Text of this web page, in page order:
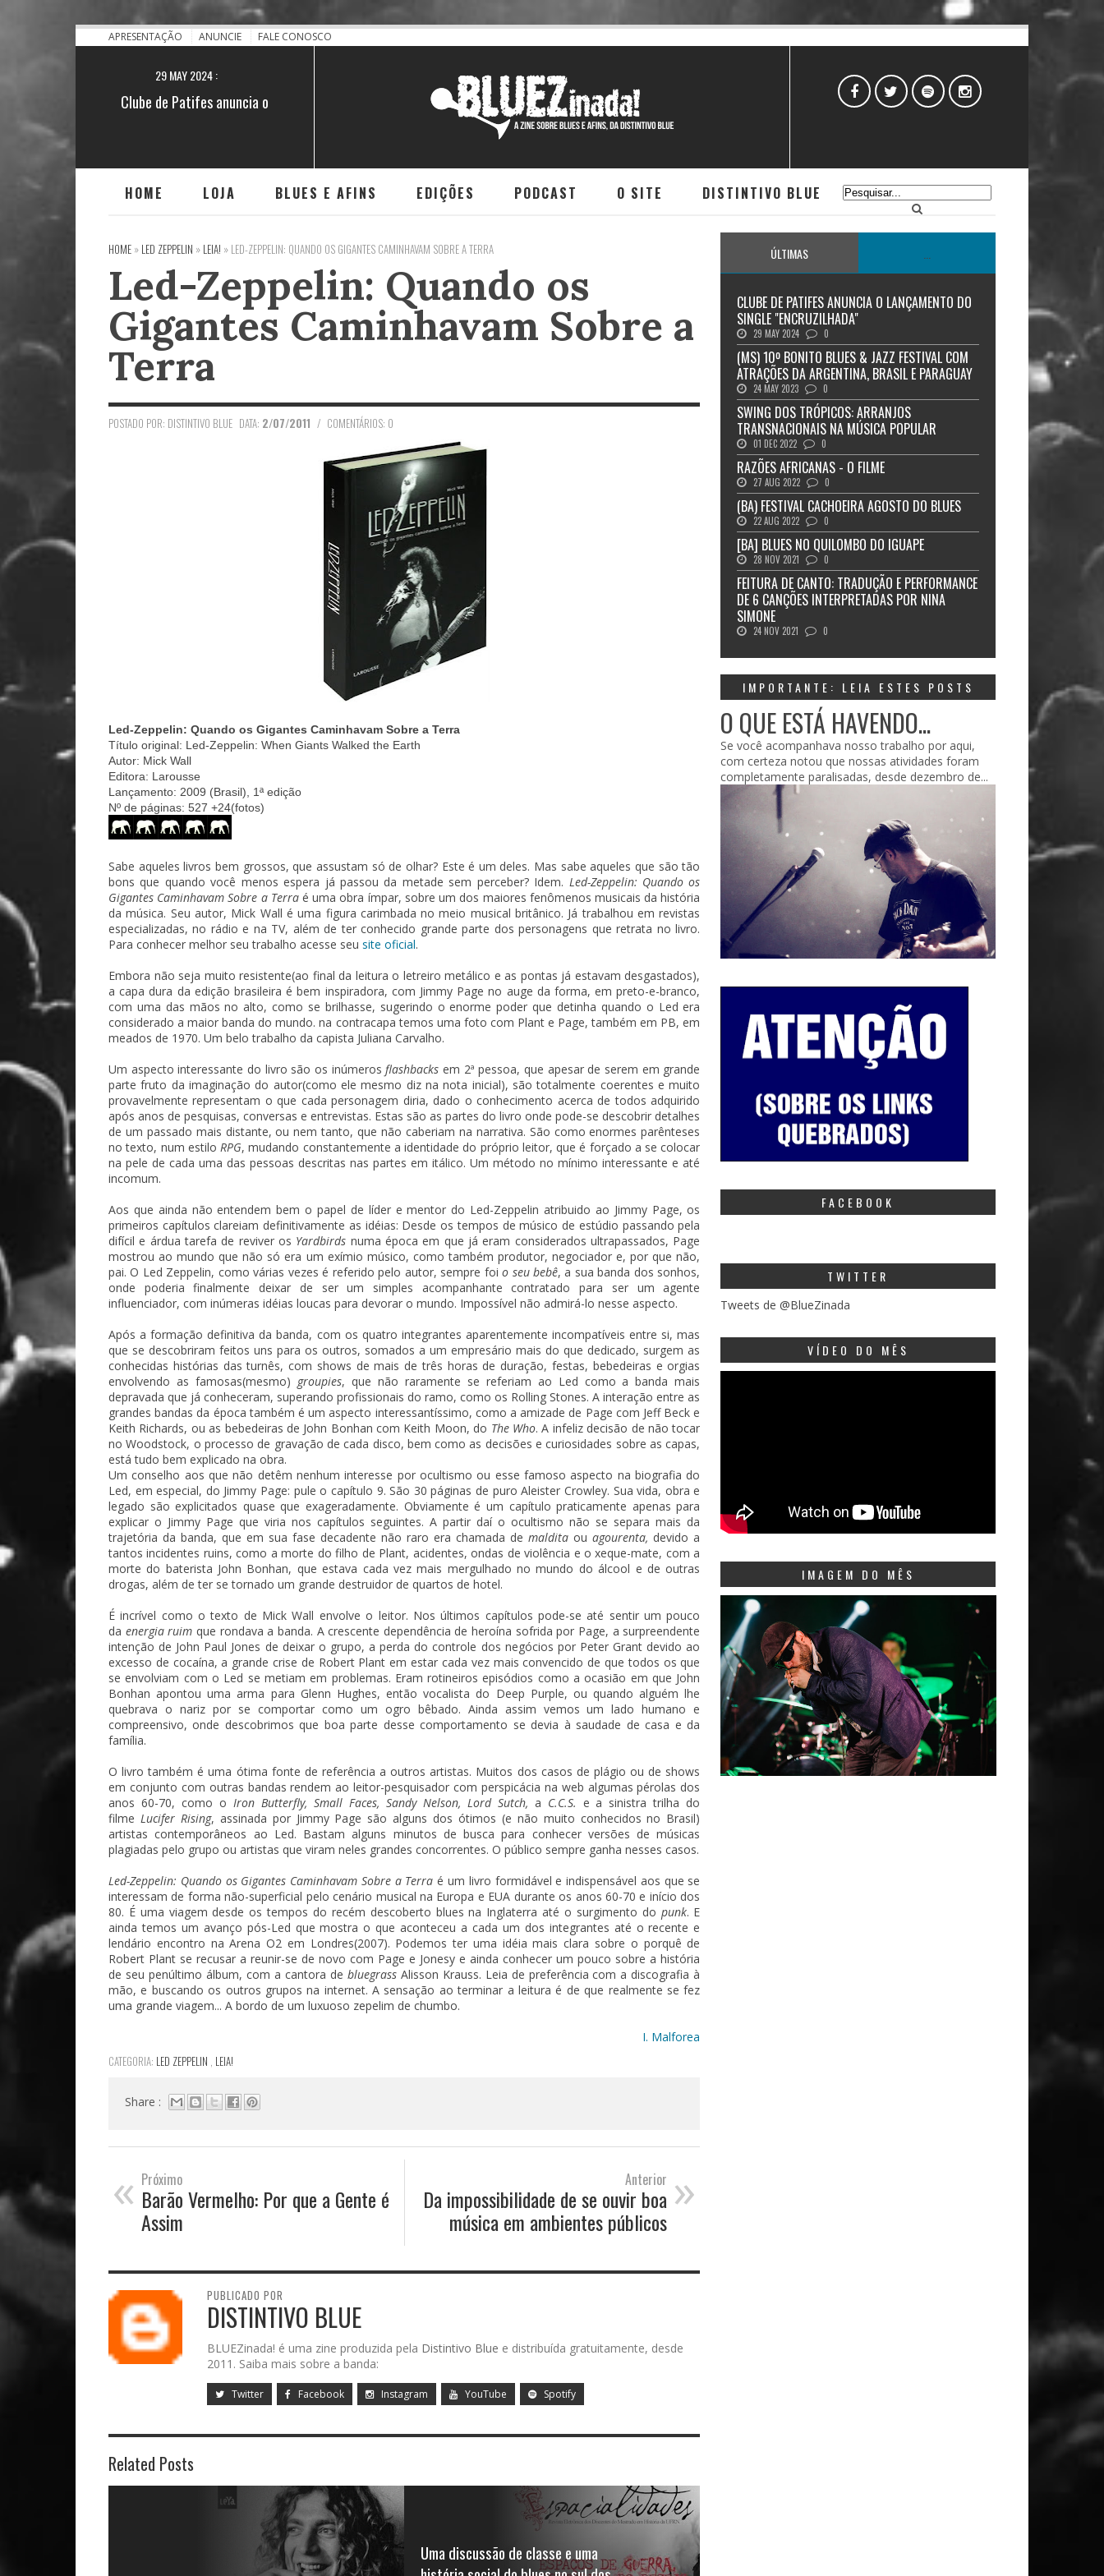
APRESENTAÇÃO ANUNCIE FALE CONOSCO
[BA] Blues no quilombo do Iguape
29 MAY 2024 :
Clube de Patifes anuncia o
HOME LOJA BLUES E AFINS EDIÇÕES PODCAST O SITE DISTINTIVO BLUE
HOME » LED ZEPPELIN » LEIA! » LED-ZEPPELIN: QUANDO OS GIGANTES CAMINHAVAM SOBRE A TERRA
Led-Zeppelin: Quando os
Gigantes Caminhavam Sobre a
Terra
POSTADO POR: DISTINTIVO BLUE DATA: 2/07/2011 / COMENTÁRIOS: 0
Led-Zeppelin: Quando os Gigantes Caminhavam Sobre a Terra
Título original: Led-Zeppelin: When Giants Walked the Earth
Autor: Mick Wall
Editora: Larousse
Lançamento: 2009 (Brasil), 1ª edição
Nº de páginas: 527 +24(fotos)
Sabe aqueles livros bem grossos, que assustam só de olhar? Este é um deles. Mas sabe aqueles que são tão
bons que quando você menos espera já passou da metade sem perceber? Idem. Led-Zeppelin: Quando os
Gigantes Caminhavam Sobre a Terraé uma obra ímpar, sobre um dos maiores fenômenos musicais da história
da música. Seu autor, Mick Wall é uma figura carimbada no meio musical britânico. Já trabalhou em revistas
especializadas, no rádio e na TV, além de ter conhecido grande parte dos personagens que retrata no livro.
Para conhecer melhor seu trabalho acesse seu site oficial.
Embora não seja muito resistente(ao final da leitura o letreiro metálico e as pontas já estavam desgastados),
a capa dura da edição brasileira é bem inspiradora, com Jimmy Page no auge da forma, em preto-e-branco,
com uma das mãos no alto, como se brilhasse, sugerindo o enorme poder que detinha quando o Led era
considerado a maior banda do mundo. na contracapa temos uma foto com Plant e Page, também em PB, em
meados de 1970. Um belo trabalho da capista Juliana Carvalho.
Um aspecto interessante do livro são os inúmerosflashbacks em 2ª pessoa, que apesar de serem em grande
parte fruto da imaginação do autor(como ele mesmo diz na nota inicial), são totalmente coerentes e muito
provavelmente representam o que cada personagem diria, dado o conhecimento acerca de todos adquirido
após anos de pesquisas, conversas e entrevistas. Estas são as partes do livro onde pode-se descobrir detalhes
de um passado mais distante, ou nem tanto, que não caberiam na narrativa. São como enormes parênteses
no texto, num estiloRPG, mudando constantemente a identidade do próprio leitor, que é forçado a se colocar
na pele de cada uma das pessoas descritas nas partes em itálico. Um método no mínimo interessante e até
incomum.
Aos que ainda não entendem bem o papel de líder e mentor do Led-Zeppelin atribuido ao Jimmy Page, os
primeiros capítulos clareiam definitivamente as idéias: Desde os tempos de músico de estúdio passando pela
difícil e árdua tarefa de reviver os Yardbirds numa época em que já eram considerados ultrapassados, Page
mostrou ao mundo que não só era um exímio músico, como também produtor, negociador e, por que não,
pai. O Led Zeppelin, como várias vezes é referido pelo autor, sempre foio seu bebê, a sua banda dos sonhos,
onde poderia finalmente deixar de ser um simples acompanhante contratado para ser um agente
influenciador, com inúmeras idéias loucas para devorar o mundo. Impossível não admirá-lo nesse aspecto.
Após a formação definitiva da banda, com os quatro integrantes aparentemente incompatíveis entre si, mas
que se descobriram feitos uns para os outros, somados a um empresário mais do que dedicado, surgem as
conhecidas histórias das turnês, com shows de mais de três horas de duração, festas, bebedeiras e orgias
envolvendo as famosas(mesmo) groupies, que não raramente se referiam ao Led como a banda mais
depravada que já conheceram, superando profissionais do ramo, como os Rolling Stones. A interação entre as
grandes bandas da época também é um aspecto interessantíssimo, como a amizade de Page com Jeff Beck e
Keith Richards, ou as bebedeiras de John Bonhan com Keith Moon, do The Who. A infeliz decisão de não tocar
no Woodstock, o processo de gravação de cada disco, bem como as decisões e curiosidades sobre as capas,
está tudo bem explicado na obra.
Um conselho aos que não detêm nenhum interesse por ocultismo ou esse famoso aspecto na biografia do
Led, em especial, do Jimmy Page: pule o capítulo 9. São 30 páginas de puro Aleister Crowley. Sua vida, obra e
legado são explicitados quase que exageradamente. Obviamente é um capítulo praticamente apenas para
explicar o Jimmy Page que viria nos capítulos seguintes. A partir daí o ocultismo não se separa mais da
trajetória da banda, que em sua fase decadente não raro era chamada demalditaouagourenta, devido a
tantos incidentes ruins, como a morte do filho de Plant, acidentes, ondas de violência e o xeque-mate, com a
morte do baterista John Bonhan, que estava cada vez mais mergulhado no mundo do álcool e de outras
drogas, além de ter se tornado um grande destruidor de quartos de hotel.
É incrível como o texto de Mick Wall envolve o leitor. Nos últimos capítulos pode-se até sentir um pouco
da energia ruim que rondava a banda. A crescente dependência de heroína sofrida por Page, a surpreendente
intenção de John Paul Jones de deixar o grupo, a perda do controle dos negócios por Peter Grant devido ao
excesso de cocaína, a grande crise de Robert Plant em estar cada vez mais convencido de que todos os que
se envolviam com o Led se metiam em problemas. Eram rotineiros episódios como a ocasião em que John
Bonhan apontou uma arma para Glenn Hughes, então vocalista do Deep Purple, ou quando alguém lhe
quebrava o nariz por se comportar como um ogro bêbado. Ainda assim vemos um lado humano e
compreensivo, onde descobrimos que boa parte desse comportamento se devia à saudade de casa e da
família.
O livro também é uma ótima fonte de referência a outros artistas. Muitos dos casos de plágio ou de shows
em conjunto com outras bandas rendem ao leitor-pesquisador com perspicácia na web algumas pérolas dos
anos 60-70, como o Iron Butterfly, Small Faces, Sandy Nelson, Lord Sutch, a C.C.S. e a sinistra trilha do
filme Lucifer Rising, assinada por Jimmy Page são alguns dos ótimos (e não muito conhecidos no Brasil)
artistas contemporâneos ao Led. Bastam alguns minutos de busca para conhecer versões de músicas
plagiadas pelo grupo ou artistas que viram neles grandes concorrentes. O público sempre ganha nesses casos.
Led-Zeppelin: Quando os Gigantes Caminhavam Sobre a Terra é um livro formidável e indispensável aos que se
interessam de forma não-superficial pelo cenário musical na Europa e EUA durante os anos 60-70 e início dos
80. É uma viagem desde os tempos do recém descoberto blues na Inglaterra até o surgimento do punk. E
ainda temos um avanço pós-Led que mostra o que aconteceu a cada um dos integrantes até o recente e
lendário encontro na Arena O2 em Londres(2007). Podemos ter uma idéia mais clara sobre o porquê de
Robert Plant se recusar a reunir-se de novo com Page e Jonesy e ainda conhecer um pouco sobre a história
de seu penúltimo álbum, com a cantora de bluegrassAlisson Krauss. Leia de preferência com a discografia à
mão, e buscando os outros grupos na internet. A sensação ao terminar a leitura é de que realmente se fez
uma grande viagem... A bordo de um luxuoso zepelim de chumbo.
I. Malforea
CATEGORIA: LED ZEPPELIN , LEIA!
Share :
« Próximo
Barão Vermelho: Por que a Gente é
Assim
»
Anterior
Da impossibilidade de se ouvir boa
música em ambientes públicos
PUBLICADO POR
DISTINTIVO BLUE
BLUEZinada! é uma zine produzida pela Distintivo Blue e distribuída gratuitamente, desde
2011. Saiba mais sobre a banda:
Twitter Facebook Instagram YouTube Spotify
Related Posts
Uma discussão de classe e uma
ÚLTIMAS
CLUBE DE PATIFES ANUNCIA O LANÇAMENTO DO
SINGLE "ENCRUZILHADA"
29 MAY 2024 0
(MS) 10º BONITO BLUES & JAZZ FESTIVAL COM
ATRAÇÕES DA ARGENTINA, BRASIL E PARAGUAY
24 MAY 2023 0
SWING DOS TRÓPICOS: ARRANJOS
TRANSNACIONAIS NA MÚSICA POPULAR
01 DEC 2022 0
RAZÕES AFRICANAS - O FILME
27 AUG 2022 0
(BA) FESTIVAL CACHOEIRA AGOSTO DO BLUES
22 AUG 2022 0
[BA] BLUES NO QUILOMBO DO IGUAPE
28 NOV 2021 0
FEITURA DE CANTO: TRADUÇÃO E PERFORMANCE
DE 6 CANÇÕES INTERPRETADAS POR NINA
SIMONE
24 NOV 2021 0
IMPORTANTE: LEIA ESTES POSTS
O QUE ESTÁ HAVENDO...
Se você acompanhava nosso trabalho por aqui,
com certeza notou que nossas atividades foram
completamente paralisadas, desde dezembro de...
FACEBOOK
TWITTER
Tweets de @BlueZinada
VÍDEO DO MÊS
IMAGEM DO MÊS